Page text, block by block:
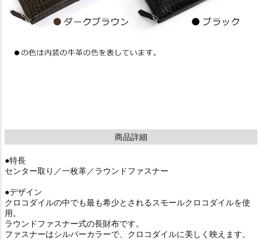
商品詳細
●特長
センター取り／一枚革／ラウンドファスナー
●デザイン
クロコダイルの中でも最も希少とされるスモールクロコダイルを使
用。
ラウンドファスナー式の長財布です。
ファスナーはシルバーカラーで、クロコダイルに美しく映えます。